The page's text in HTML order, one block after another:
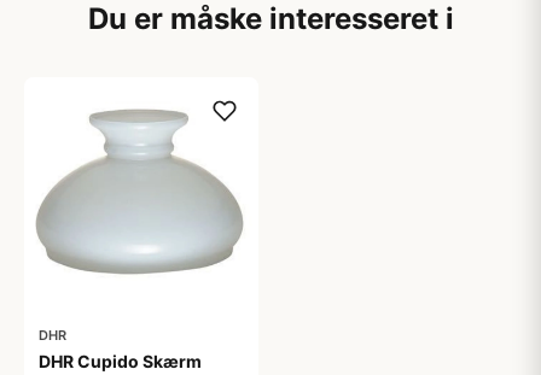
Du er måske interesseret i
DHR
DHR Cupido Skærm